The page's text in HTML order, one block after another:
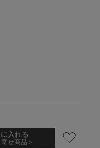
入れる
せ商品＞